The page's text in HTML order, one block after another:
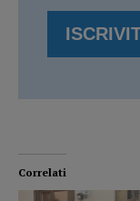
Correlati